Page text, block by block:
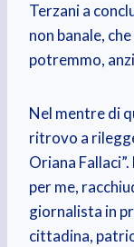
Terzani a
non banale,
potremmo,
Nel mentre di
ritrovo a
Oriana
per me,
giornalista in
cittadina,